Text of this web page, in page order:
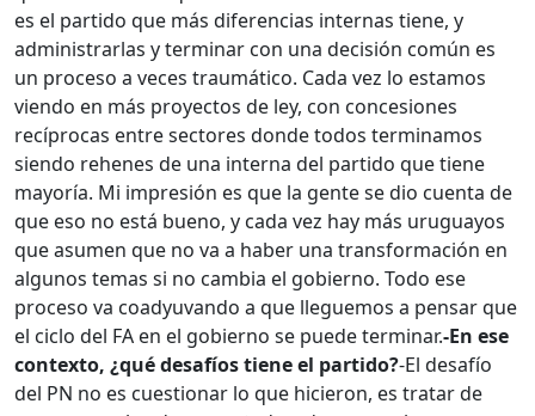
es el partido que más diferencias internas tiene, y
administrarlas y terminar con una decisión común es
un proceso a veces traumático. Cada vez lo estamos
viendo en más proyectos de ley, con concesiones
recíprocas entre sectores donde todos terminamos
siendo rehenes de una interna del partido que tiene
mayoría. Mi impresión es que la gente se dio cuenta de
que eso no está bueno, y cada vez hay más uruguayos
que asumen que no va a haber una transformación en
algunos temas si no cambia el gobierno. Todo ese
proceso va coadyuvando a que lleguemos a pensar que
el ciclo del FA en el gobierno se puede terminar.-En ese
contexto, ¿qué desafíos tiene el partido?-El desafío
del PN no es cuestionar lo que hicieron, es tratar de